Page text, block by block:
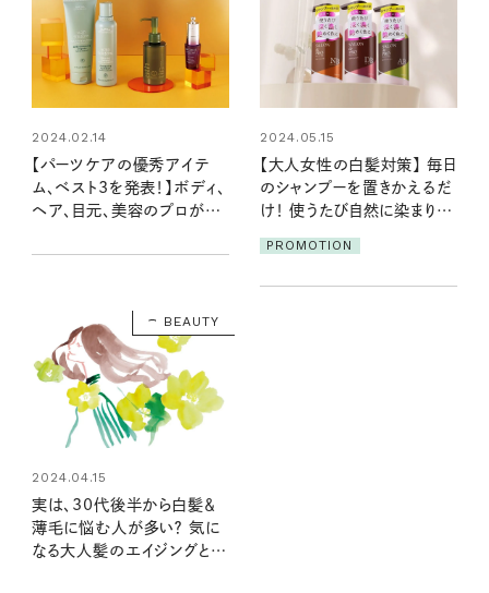
2024.02.14
【パーツケアの優秀アイテ
ム、ベスト3を発表！】ボディ、
ヘア、目元、美容のプロが選
2024.05.15
【大人女性の白髪対策】 毎日
のシャンプーを置きかえるだ
け！ 使うたび自然に染まりツ
PROMOTION
BEAUTY
2024.04.15
実は、30代後半から白髪＆
薄毛に悩む人が多い？ 気に
なる大人髪のエイジングと向